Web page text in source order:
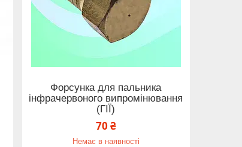
Форсунка для пальника
інфрачервоного випромінювання
(ГІЇ)
70 ₴
Немає в наявності